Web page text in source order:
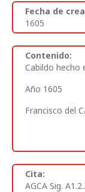
Fecha de
1605
Contenido:
Cabildo hecho
Año 1605
Francisco del
Cita:
AGCA Sig.